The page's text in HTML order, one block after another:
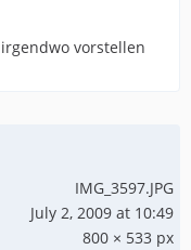
vorstellen
IMG_3597.JPG
July 2, 2009 at 10:49
800 × 533 px